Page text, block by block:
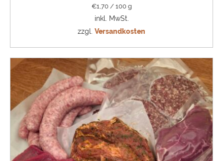
€1,70/ 100 g
inkl. MwSt.
zzgl. Versandkosten